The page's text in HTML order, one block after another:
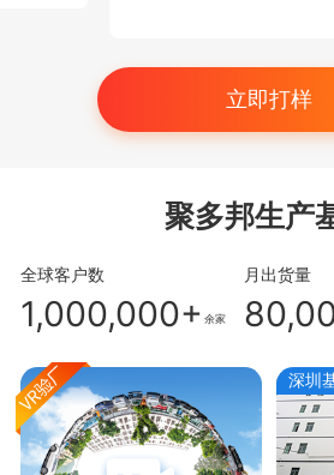
立即打样
聚多邦生产
全球客户数
1,000,000+ 余家
月出货量
深圳